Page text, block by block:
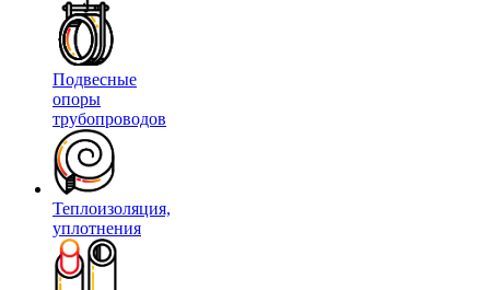
Подвесные
опоры
трубопроводов
Теплоизоляция,
уплотнения